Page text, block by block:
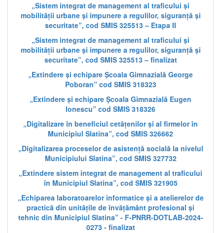
„Sistem integrat de management al traficului și
mobilității urbane și impunere a regulilor, siguranță și
securitate”, cod SMIS 325513 – Etapa II
„Sistem integrat de management al traficului și
mobilității urbane și impunere a regulilor, siguranță și
securitate”, cod SMIS 325513 – finalizat
„Extindere și echipare Școala Gimnazială George
Poboran” cod SMIS 318323
„Extindere și echipare Școala Gimnazială Eugen
Ionescu” cod SMIS 318326
„Digitalizare în beneficiul cetățenilor și al firmelor în
Municipiul Slatina”, cod SMIS 326662
„Digitalizarea proceselor de asistență socială la nivelul
Municipiului Slatina”, cod SMIS 327732
„Extindere sistem integrat de management al traficului
în Municipiul Slatina”, cod SMIS 321905
„Echiparea laboratoarelor informatice și a atelierelor de
practică din unitățile de învățământ profesional și
tehnic din Municipiul Slatina” - F-PNRR-DOTLAB-2024-
0273 - finalizat